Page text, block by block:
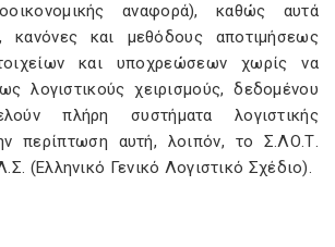
αναφορά), καθώς αυτά
κανόνες και μεθόδους αποτιμήσεως
και υποχρεώσεων χωρίς να
λογιστικούς χειρισμούς, δεδομένου
πλήρη συστήματα λογιστικής
περίπτωση αυτή, λοιπόν, το Σ.ΛΟ.Τ.
(Ελληνικό Γενικό Λογιστικό Σχέδιο).